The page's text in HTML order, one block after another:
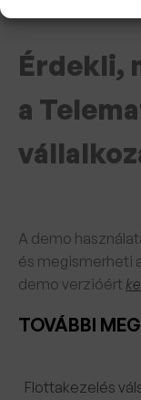
TOVÁBBI
Flottakezelés
Érdekli,
a
A demo
és megismerheti
demo verzióért